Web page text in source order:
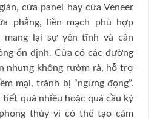
cửa panel hay cửa Veneer
phẳng, liền mạch phù hợp
mang lại sự yên tĩnh và cân
ổn định. Cửa có các đường
nhưng không rườm rà, hỗ trợ
mại, tránh bị “ngưng đọng”.
quá nhiều hoặc quá cầu kỳ
thủy vì có thể tạo cảm